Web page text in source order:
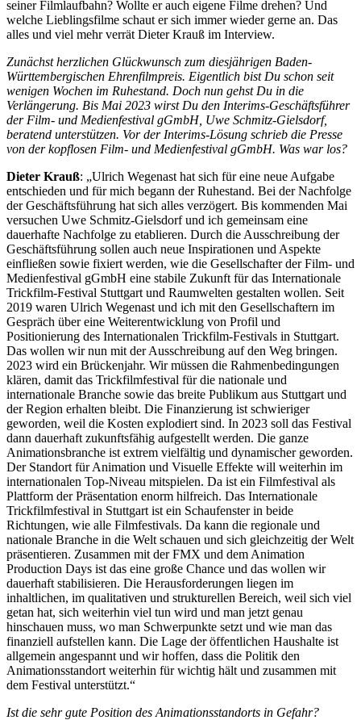
seiner Filmlaufbahn? Wollte er auch eigene Filme drehen? Und
welche Lieblingsfilme schaut er sich immer wieder gerne an. Das
alles und viel mehr verrät Dieter Krauß im Interview.
Zunächst herzlichen Glückwunsch zum diesjährigen Baden-
Württembergischen Ehrenfilmpreis. Eigentlich bist Du schon seit
wenigen Wochen im Ruhestand. Doch nun gehst Du in die
Verlängerung. Bis Mai 2023 wirst Du den Interims-Geschäftsführer
der Film- und Medienfestival gGmbH, Uwe Schmitz-Gielsdorf,
beratend unterstützen. Vor der Interims-Lösung schrieb die Presse
von der kopflosen Film- und Medienfestival gGmbH. Was war los?
Dieter Krauß: „Ulrich Wegenast hat sich für eine neue Aufgabe
entschieden und für mich begann der Ruhestand. Bei der Nachfolge
der Geschäftsführung hat sich alles verzögert. Bis kommenden Mai
versuchen Uwe Schmitz-Gielsdorf und ich gemeinsam eine
dauerhafte Nachfolge zu etablieren. Durch die Ausschreibung der
Geschäftsführung sollen auch neue Inspirationen und Aspekte
einfließen sowie fixiert werden, wie die Gesellschafter der Film- und
Medienfestival gGmbH eine stabile Zukunft für das Internationale
Trickfilm-Festival Stuttgart und Raumwelten gestalten wollen. Seit
2019 waren Ulrich Wegenast und ich mit den Gesellschaftern im
Gespräch über eine Weiterentwicklung von Profil und
Positionierung des Internationalen Trickfilm-Festivals in Stuttgart.
Das wollen wir nun mit der Ausschreibung auf den Weg bringen.
2023 wird ein Brückenjahr. Wir müssen die Rahmenbedingungen
klären, damit das Trickfilmfestival für die nationale und
internationale Branche sowie das breite Publikum aus Stuttgart und
der Region erhalten bleibt. Die Finanzierung ist schwieriger
geworden, weil die Kosten explodiert sind. In 2023 soll das Festival
dann dauerhaft zukunftsfähig aufgestellt werden. Die ganze
Animationsbranche ist extrem vielfältig und dynamischer geworden.
Der Standort für Animation und Visuelle Effekte will weiterhin im
internationalen Top-Niveau mitspielen. Da ist ein Filmfestival als
Plattform der Präsentation enorm hilfreich. Das Internationale
Trickfilmfestival in Stuttgart ist ein Schaufenster in beide
Richtungen, wie alle Filmfestivals. Da kann die regionale und
nationale Branche in die Welt schauen und sich gleichzeitig der Welt
präsentieren. Zusammen mit der FMX und dem Animation
Production Days ist das eine große Chance und das wollen wir
dauerhaft stabilisieren. Die Herausforderungen liegen im
inhaltlichen, im qualitativen und strukturellen Bereich, weil sich viel
getan hat, sich weiterhin viel tun wird und man jetzt genau
hinschauen muss, wo man Schwerpunkte setzt und wie man das
finanziell aufstellen kann. Die Lage der öffentlichen Haushalte ist
allgemein angespannt und wir hoffen, dass die Politik den
Animationsstandort weiterhin für wichtig hält und zusammen mit
dem Festival unterstützt.“
Ist die sehr gute Position des Animationsstandorts in Gefahr?